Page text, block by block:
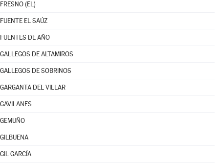
FRESNO (EL)
FUENTE EL SAÚZ
FUENTES DE AÑO
GALLEGOS DE ALTAMIROS
GALLEGOS DE SOBRINOS
GARGANTA DEL VILLAR
GAVILANES
GEMUÑO
GILBUENA
GIL GARCÍA